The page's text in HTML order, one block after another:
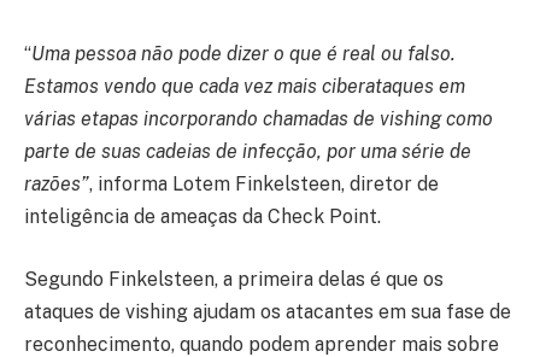
“Uma pessoa não pode dizer o que é real ou falso.
Estamos vendo que cada vez mais ciberataques em
várias etapas incorporando chamadas de vishing como
parte de suas cadeias de infecção, por uma série de
razões”, informa Lotem Finkelsteen, diretor de
inteligência de ameaças da Check Point.
Segundo Finkelsteen, a primeira delas é que os
ataques de vishing ajudam os atacantes em sua fase de
reconhecimento, quando podem aprender mais sobre